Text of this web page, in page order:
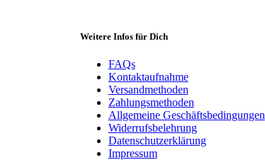
Weitere Infos für Dich
FAQs
Kontaktaufnahme
Versandmethoden
Zahlungsmethoden
Allgemeine Geschäftsbedingungen
Widerrufsbelehrung
Datenschutzerklärung
Impressum